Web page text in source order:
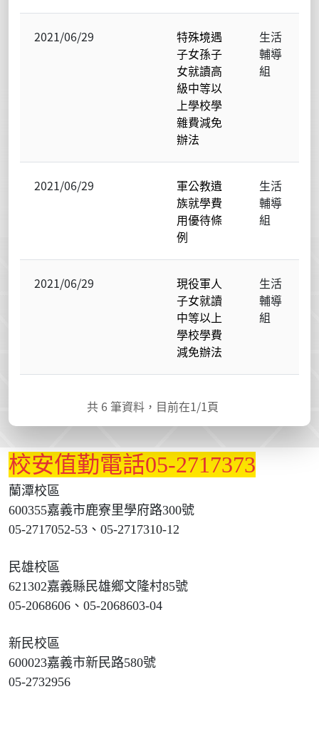
2021/06/29
特殊境遇
子女孫子
女就讀高
級中等以
上學校學
雜費減免
辦法
生活
輔導
組
2021/06/29
軍公教遺
族就學費
用優待條
例
生活
輔導
組
2021/06/29
現役軍人
子女就讀
中等以上
學校學費
減免辦法
生活
輔導
組
共 6 筆資料，目前在1/1頁
校安值勤電話05-2717373
蘭潭校區
600355嘉義市鹿寮里學府路300號
05-2717052-53、05-2717310-12
民雄校區
621302嘉義縣民雄鄉文隆村85號
05-2068606、05-2068603-04
新民校區
600023嘉義市新民路580號
05-2732956